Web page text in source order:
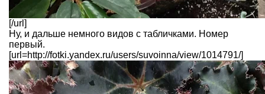
[/url]
Ну, и дальше немного видов с табличками. Номер
первый.
[url=http://fotki.yandex.ru/users/suvoinna/view/1014791/]